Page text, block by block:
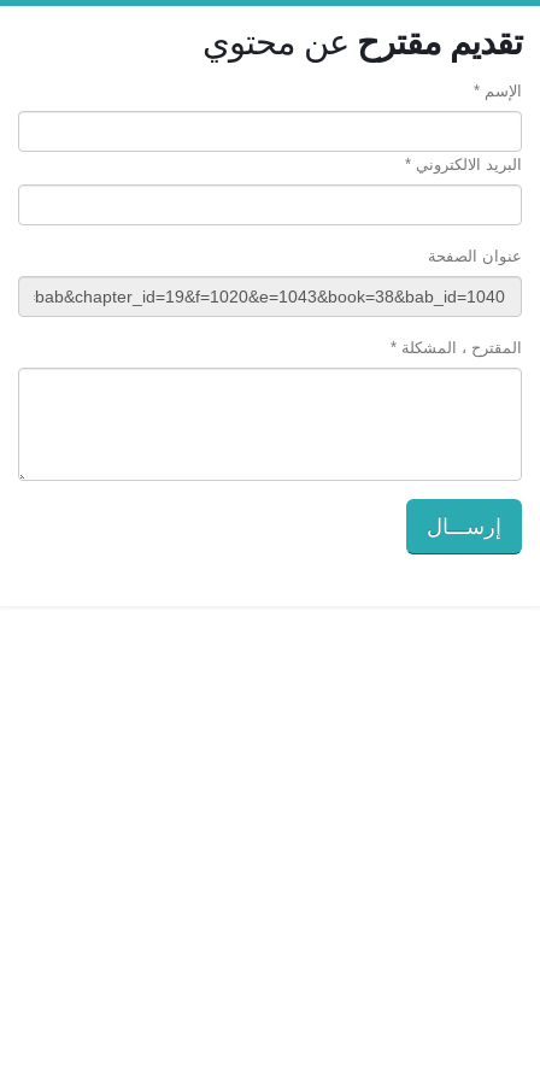
تقديم مقترح عن محتوي
الإسم *
البريد الالكتروني *
عنوان الصفحة
المقترح ، المشكلة *